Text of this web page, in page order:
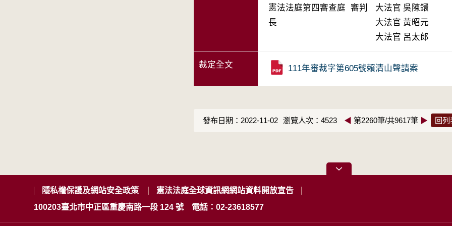
憲法法庭第四審查庭 審判
長
大法官 吳陳鐶
大法官 黃昭元
大法官 呂太郎
裁定全文 111年審裁字第605號賴清山聲請案
發布日期：2022-11-02 瀏覽人次：4523 ◀ 第2260筆/共9617筆 ▶ 回列
隱私權保護及網站安全政策
憲法法庭全球資訊網網站資料開放宣告
100203臺北市中正區重慶南路一段 124 號
電話：02-23618577